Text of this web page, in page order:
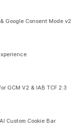
Google Consent Mode v2
GCM V2 & IAB TCF 2.3
Custom Cookie Bar.